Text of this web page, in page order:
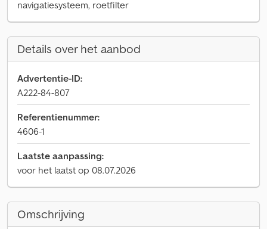
navigatiesysteem, roetfilter
Details over het aanbod
Advertentie-ID:
A222-84-807
Referentienummer:
4606-1
Laatste aanpassing:
voor het laatst op 08.07.2026
Omschrijving